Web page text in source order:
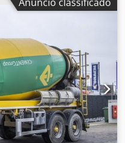
Ehnsrsk Suspensão:
kg